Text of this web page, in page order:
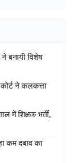
बनायी विशेष
ने कलकत्ता
में शिक्षक भर्ती,
कम दबाव का